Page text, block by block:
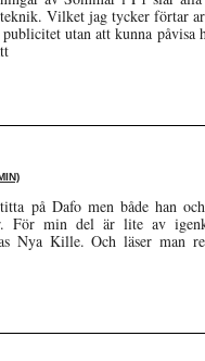
teknik. Vilket jag tycker förtar
utan att kunna påvisa
på Dafo men både han
För min del är lite av
Nya Kille. Och läser man